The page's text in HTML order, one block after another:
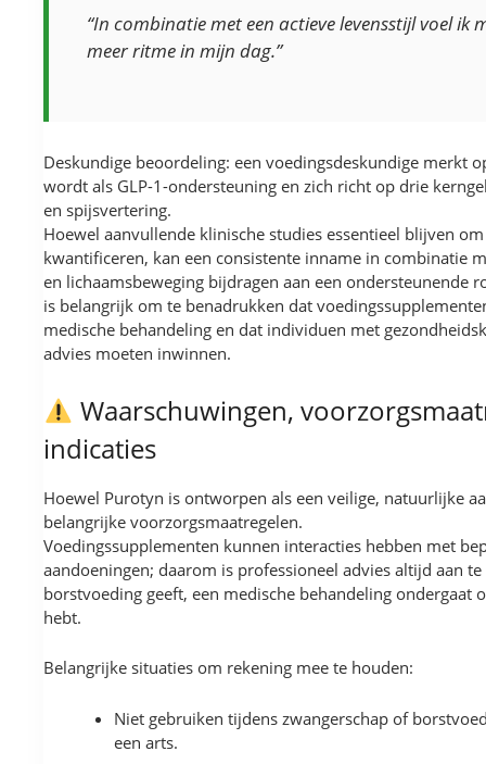
“In combinatie met een actieve levensstijl voel ik
meer ritme in mijn dag.”
Deskundige beoordeling: een voedingsdeskundige merkt
wordt als GLP-1-ondersteuning en zich richt op drie
en spijsvertering.
Hoewel aanvullende klinische studies essentieel blijven
kwantificeren, kan een consistente inname in combinatie
en lichaamsbeweging bijdragen aan een ondersteunende
is belangrijk om te benadrukken dat
medische behandeling en dat individuen met
advies moeten inwinnen.
Waarschuwingen,
indicaties
Hoewel Purotyn is ontworpen als een veilige, natuurlijke
belangrijke voorzorgsmaatregelen.
Voedingssupplementen kunnen interacties hebben met
aandoeningen; daarom is professioneel advies altijd aan
borstvoeding geeft, een medische behandeling ondergaat
hebt.
Belangrijke situaties om rekening mee te houden:
Niet gebruiken tijdens zwangerschap of
een arts.